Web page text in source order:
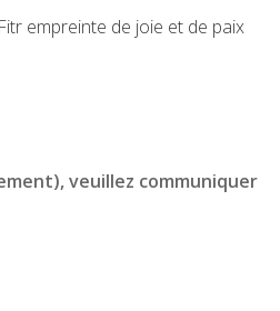
empreinte de joie et de paix
veuillez communiquer